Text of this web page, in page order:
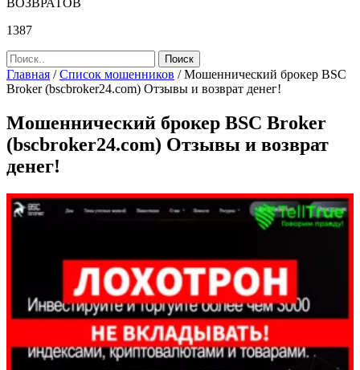
ВОЗВРАТОВ
1387
Главная /Список мошенников /Мошеннический брокер BSC
Broker (bscbroker24.com) Отзывы и возврат денег!
Мошеннический брокер BSC Broker
(bscbroker24.com) Отзывы и возврат
денег!